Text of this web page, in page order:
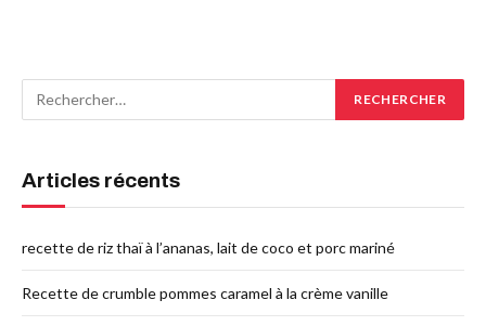
Articles récents
recette de riz thaï à l’ananas, lait de coco et porc mariné
Recette de crumble pommes caramel à la crème vanille